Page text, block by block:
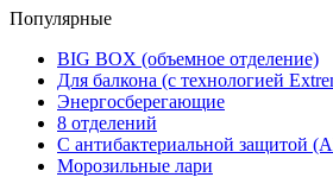
Популярные
BIG BOX (объемное отделение)
Для балкона (с технологией
Энергосберегающие
8 отделений
С антибактериальной защитой
Морозильные лари